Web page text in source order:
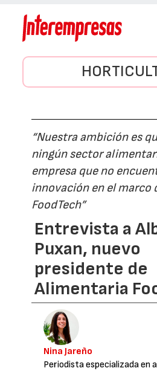
“Nuestra ambición es
ningún sector
empresa que no
innovación en el marco
FoodTech”
Entrevista a
Puxan, nuevo
presidente de
Alimentaria
Nina Jareño
Periodista especializada en